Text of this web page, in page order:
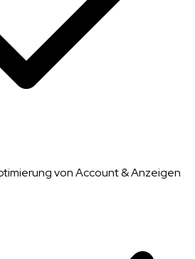
von Account & Anzeigen